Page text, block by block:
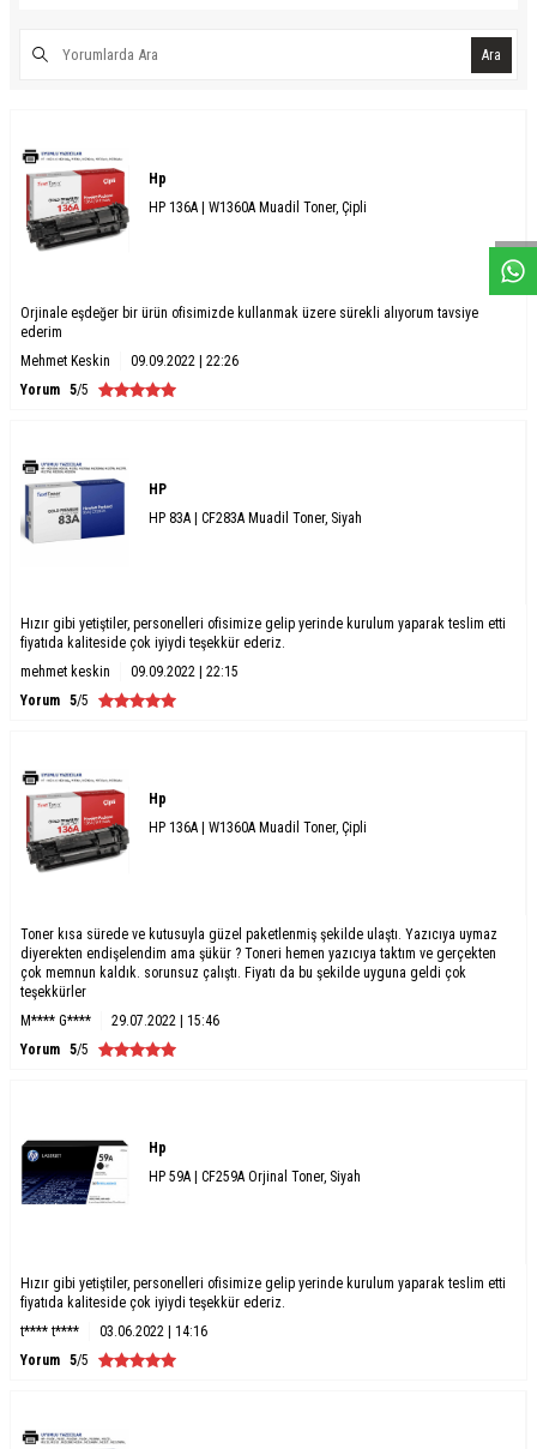
Ara
Hp
HP 136A | W1360A Muadil Toner, Çipli
Orjinale eşdeğer bir ürün ofisimizde kullanmak üzere sürekli alıyorum tavsiye
ederim
Mehmet Keskin
09.09.2022 | 22:26
Yorum 5/5
HP
HP 83A | CF283A Muadil Toner, Siyah
Hızır gibi yetiştiler, personelleri ofisimize gelip yerinde kurulum yaparak teslim etti
fiyatıda kaliteside çok iyiydi teşekkür ederiz.
mehmet keskin
09.09.2022 | 22:15
Yorum 5/5
Hp
HP 136A | W1360A Muadil Toner, Çipli
Toner kısa sürede ve kutusuyla güzel paketlenmiş şekilde ulaştı. Yazıcıya uymaz
diyerekten endişelendim ama şükür ? Toneri hemen yazıcıya taktım ve gerçekten
çok memnun kaldık. sorunsuz çalıştı. Fiyatı da bu şekilde uyguna geldi çok
teşekkürler
M**** G****
29.07.2022 | 15:46
Yorum 5/5
Hp
HP 59A | CF259A Orjinal Toner, Siyah
Hızır gibi yetiştiler, personelleri ofisimize gelip yerinde kurulum yaparak teslim etti
fiyatıda kaliteside çok iyiydi teşekkür ederiz.
t**** t****
03.06.2022 | 14:16
Yorum 5/5